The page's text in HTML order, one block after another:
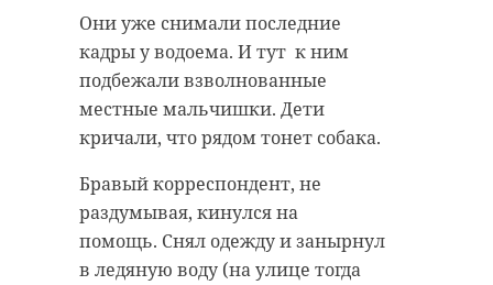
Они уже снимали последние
кадры у водоема. И тут к ним
подбежали взволнованные
местные мальчишки. Дети
кричали, что рядом тонет собака.
Бравый корреспондент, не
раздумывая, кинулся на
помощь. Снял одежду и занырнул
в ледяную воду (на улице тогда